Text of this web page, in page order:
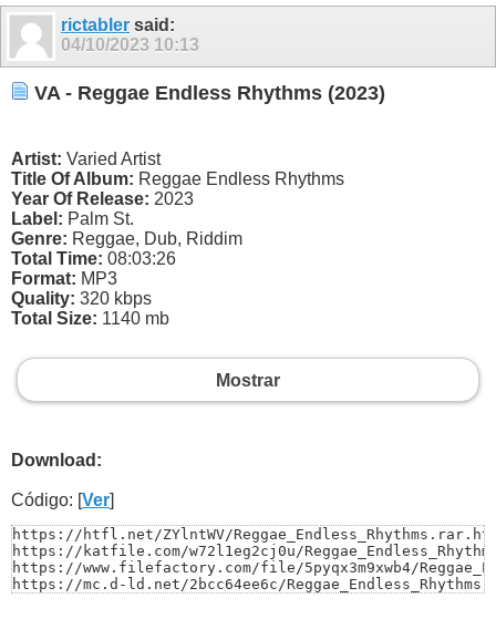
rictabler said:
04/10/2023 10:13
VA - Reggae Endless Rhythms (2023)
Artist: Varied Artist
Title Of Album: Reggae Endless Rhythms
Year Of Release: 2023
Label: Palm St.
Genre: Reggae, Dub, Riddim
Total Time: 08:03:26
Format: MP3
Quality: 320 kbps
Total Size: 1140 mb
Mostrar
Download:
Código: [Ver]
https://htfl.net/ZYlntWV/
https://katfile.com/w72l1eg2cj0u/
https://www.filefactory.com/file/5pyqx3m9xwb4/
https://mc.d-ld.net/2bcc64ee6c/